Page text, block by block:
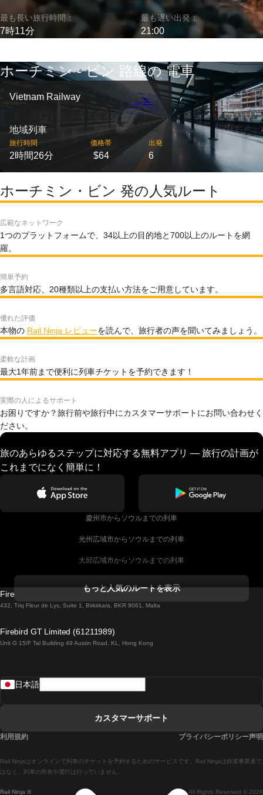
最も長い旅行時間：
7時11分
最も遅い出発：
21:00
ホーチミン - ビン 路線の 電車
Vietnam Railway
地域列車
旅行時間
2時間26分
価格帯
$64
出発
6
ホーチミン・ビン 発の人気ルート
広範なネットワーク
1つのプラットフォームで、34以上の目的地と700以上のルートを網
羅。
簡単予約
多言語対応、20種類以上の支払い方法をご用意しています。
優れた評価
本物の Rail Ninja レビューを読んで、旅行者の声を聞いてみましょう。
柔軟な計画
最大1年前まで便利に列車チケットを予約できます！
実際の人によるサポート
お困りですか？旅行前や旅行中にカスタマーサポートにお問い合わせく
ださい。
旅のあらゆるステップに対応する無料アプリ — 旅行の計画が
これまでになく簡単に！
慶州市からソウルまでの列車
光州広域市からソウルまでの列車
大邱広域市からソウルまでの列車
ダブリンからゴールウェイまでの列車
ローマからナポリまでの列車
マドリードからセビリアまでの列車
マドリードからアリカンテまでの列車
もっと人気のルートを表示
Firebird GT Limited (OC 1451)
432, Triq Fleur de Lys, Suite 1, Birkirkara, BKR 9061, Malta
Firebird GT Limited (61211989)
Unit G 15/F Tal Building 49 Austin Road, KL, Hong Kong
Rail Ninja ® All Rights Reserved © 2026
Rail Ninjaはオンラインで列車のチケットを予約するためのサービスです。Rail Ninjaは鉄道事業者で
はなく、列車の所有や運行は行っていません。
日本語
カスタマーサポート
利用規約 プライバシーポリシー声明